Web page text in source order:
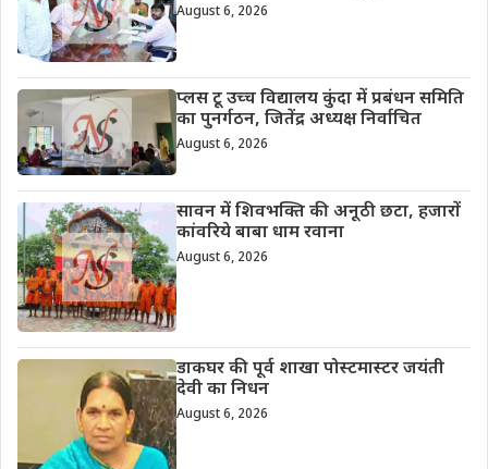
August 6, 2026
प्लस टू उच्च विद्यालय कुंदा में प्रबंधन समिति
का पुनर्गठन, जितेंद्र अध्यक्ष निर्वाचित
August 6, 2026
सावन में शिवभक्ति की अनूठी छटा, हजारों
कांवरिये बाबा धाम रवाना
August 6, 2026
डाकघर की पूर्व शाखा पोस्टमास्टर जयंती
देवी का निधन
August 6, 2026